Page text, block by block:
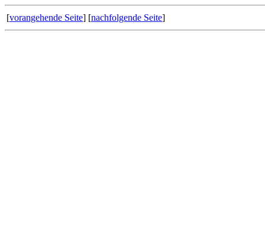
[vorangehende Seite] [nachfolgende Seite]